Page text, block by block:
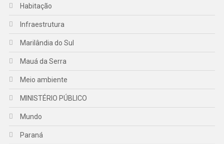
Habitação
Infraestrutura
Marilândia do Sul
Mauá da Serra
Meio ambiente
MINISTÉRIO PÚBLICO
Mundo
Paraná